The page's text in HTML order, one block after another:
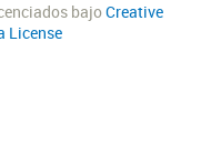
bajoCreative
License